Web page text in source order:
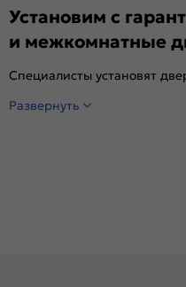
Установим с
и межкомнатные
Специалисты установят
Развернуть